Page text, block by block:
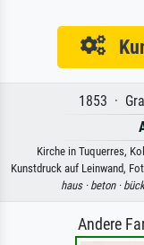
1853 ·
Kirche in Tuquerres,
Kunstdruck auf Leinwand,
haus · beton ·
Andere